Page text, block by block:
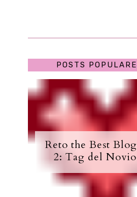
POSTS
Reto the Best
2: Tag del